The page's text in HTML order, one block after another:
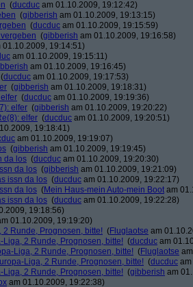
(ducduc am 01.10.2009, 19:12:42)
(gibberish am 01.10.2009, 19:13:15)
(ducduc am 01.10.2009, 19:15:59)
(gibberish am 01.10.2009, 19:16:58)
01.10.2009, 19:14:51)
am 01.10.2009, 19:15:11)
am 01.10.2009, 19:16:45)
(ducduc am 01.10.2009, 19:17:53)
(gibberish am 01.10.2009, 19:18:31)
(ducduc am 01.10.2009, 19:19:36)
elfer (gibberish am 01.10.2009, 19:20:22)
elfer (ducduc am 01.10.2009, 19:20:51)
19:18:41)
am 01.10.2009, 19:19:07)
(gibberish am 01.10.2009, 19:19:45)
da los (ducduc am 01.10.2009, 19:20:30)
da los (gibberish am 01.10.2009, 19:21:09)
issn da los (ducduc am 01.10.2009, 19:22:17)
da los (Mein Haus-mein Auto-mein Boot am
issn da los (ducduc am 01.10.2009, 19:22:28)
19:18:56)
01.10.2009, 19:19:20)
2 Runde, Prognosen, bitte! (Fluglaotse am
Liga, 2 Runde, Prognosen, bitte! (ducduc am
Liga, 2 Runde, Prognosen, bitte! (Fluglaotse
Liga, 2 Runde, Prognosen, bitte! (ducduc
Liga, 2 Runde, Prognosen, bitte! (gibberish am
am 01.10.2009, 19:22:38)